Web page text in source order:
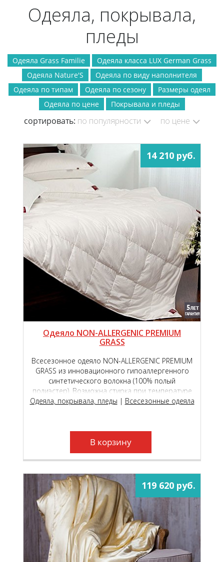
Одеяла, покрывала,
пледы
Одеяла Grass Familie
Одеяла класса LUX German Grass
Одеяла Nature'S
Одеяла по виду наполнителя
Одеяла по типам
Одеяла по сезону
Размеры одеял
Одеяла по цене
Покрывала и пледы
сортировать: по популярности по цене
14 210 руб.
Одеяло NON-ALLERGENIC PREMIUM
GRASS
Всесезонное одеяло NON-ALLERGENIC PREMIUM
GRASS из инновационного гипоаллергенного
синтетического волокна (100% полый
полиэстер). Возможна стирка при температуре
до 60 °С.
Одеяла, покрывала, пледы | Всесезонные одеяла
В корзину
119 620 руб.